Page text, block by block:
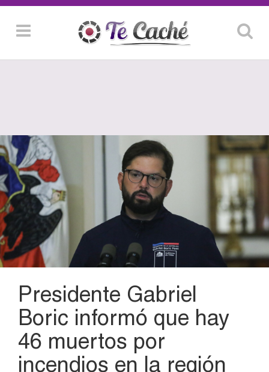
Presidente Gabriel
Boric informó que hay
46 muertos por
incendios en la región